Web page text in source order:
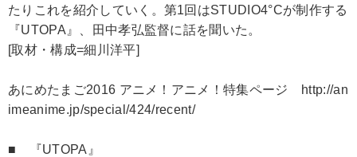
たりこれを紹介していく。第1回はSTUDIO4°Cが制作する
『UTOPA』、田中孝弘監督に話を聞いた。
[取材・構成=細川洋平]
あにめたまご2016 アニメ！アニメ！特集ページ http://an
imeanime.jp/special/424/recent/
■ 『UTOPA』